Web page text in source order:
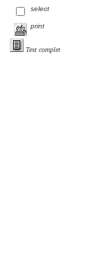
select
print
Text complet